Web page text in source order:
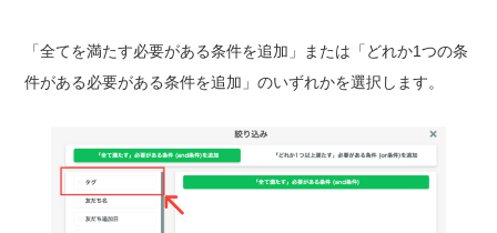
「全てを満たす必要がある条件を追加」または「どれか1つの条
件がある必要がある条件を追加」のいずれかを選択します。